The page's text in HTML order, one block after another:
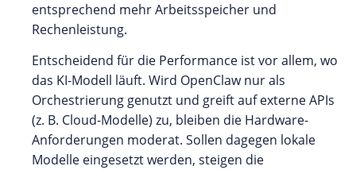
entsprechend mehr Arbeitsspeicher und
Rechenleistung.
Entscheidend für die Performance ist vor allem, wo
das KI-Modell läuft. Wird OpenClaw nur als
Orchestrierung genutzt und greift auf externe APIs
(z. B. Cloud-Modelle) zu, bleiben die Hardware-
Anforderungen moderat. Sollen dagegen lokale
Modelle eingesetzt werden, steigen die